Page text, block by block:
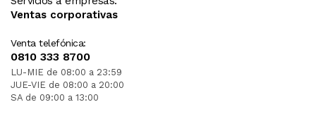
Ventas corporativas
Venta telefónica:
0810 333 8700
LU-MIE de 08:00 a 23:59
JUE-VIE de 08:00 a 20:00
SA de 09:00 a 13:00